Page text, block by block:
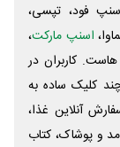
فود، تپسی،
اسنپ مارکت،
کاربران در
کلیک ساده به
آنلاین غذا،
مد و پوشاک، کتاب